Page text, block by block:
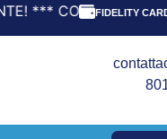
A PARTIRE DA
FIDELITY